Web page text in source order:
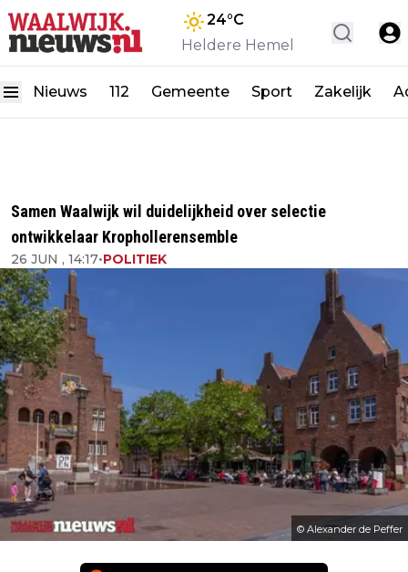
24°C
Heldere Hemel
Nieuws 112 Gemeente Sport Zakelijk
Samen Waalwijk wil duidelijkheid over selectie
ontwikkelaar Krophollerensemble
26 JUN , 14:17•POLITIEK
© Alexander de Peffer